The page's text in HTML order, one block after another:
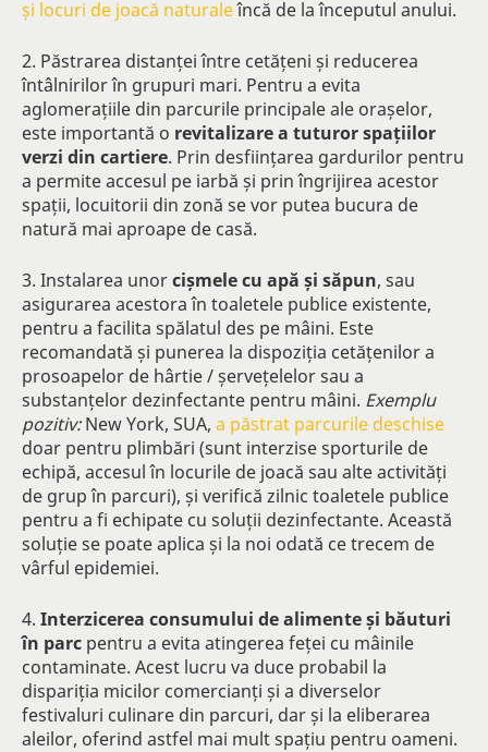
și locuri de joacă naturaleîncă de la începutul anului.
2. Păstrarea distanței între cetățeni și reducerea
întâlnirilor în grupuri mari. Pentru a evita
aglomerațiile din parcurile principale ale orașelor,
este importantă o revitalizare a tuturor spațiilor
verzi din cartiere. Prin desființarea gardurilor pentru
a permite accesul pe iarbă și prin îngrijirea acestor
spații, locuitorii din zonă se vor putea bucura de
natură mai aproape de casă.
3. Instalarea unorcișmele cu apă și săpun, sau
asigurarea acestora în toaletele publice existente,
pentru a facilita spălatul des pe mâini. Este
recomandată și punerea la dispoziția cetățenilor a
prosoapelor de hârtie / șervețelelor sau a
substanțelor dezinfectante pentru mâini. Exemplu
pozitiv:New York, SUA, a păstrat parcurile deschise
doar pentru plimbări (sunt interzise sporturile de
echipă, accesul în locurile de joacă sau alte activități
de grup în parcuri), și verifică zilnic toaletele publice
pentru a fi echipate cu soluții dezinfectante. Această
soluție se poate aplica și la noi odată ce trecem de
vârful epidemiei.
4. Interzicerea consumului de alimente și băuturi
în parc pentru a evita atingerea feței cu mâinile
contaminate. Acest lucru va duce probabil la
dispariția micilor comercianți și a diverselor
festivaluri culinare din parcuri, dar și la eliberarea
aleilor, oferind astfel mai mult spațiu pentru oameni.